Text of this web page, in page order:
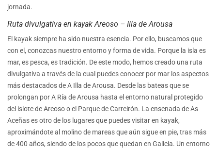
jornada.
Ruta divulgativa en kayak Areoso – Illa de Arousa
El kayak siempre ha sido nuestra esencia. Por ello, buscamos que
con el, conozcas nuestro entorno y forma de vida. Porque la isla es
mar, es pesca, es tradición. De este modo, hemos creado una ruta
divulgativa a través de la cual puedes conocer por mar los aspectos
más destacados de A Illa de Arousa. Desde las bateas que se
prolongan por A Ría de Arousa hasta el entorno natural protegido
del islote de Areoso o el Parque de Carreirón. La ensenada de As
Aceñas es otro de los lugares que puedes visitar en kayak,
aproximándote al molino de mareas que aún sigue en pie, tras más
de 400 años, siendo de los pocos que quedan en Galicia. Un entorno